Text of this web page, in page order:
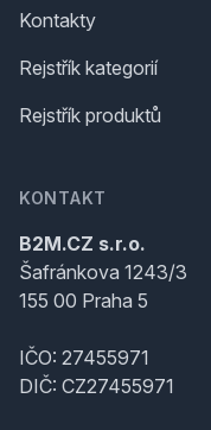
Kontakty
Rejstřík kategorií
Rejstřík produktů
KONTAKT
B2M.CZ s.r.o.
Šafránkova 1243/3
155 00 Praha 5
IČO: 27455971
DIČ: CZ27455971